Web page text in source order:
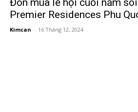
Đón mùa lễ hội cuối năm
Premier Residences Phu
Kimcan - 16 Tháng 12, 2024